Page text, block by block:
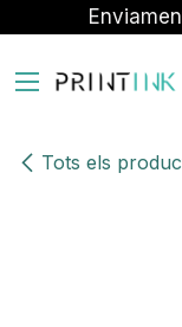
Skip to Content
Tots els